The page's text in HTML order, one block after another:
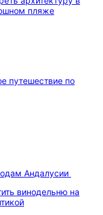
пляже
Андалусии
винодельню на